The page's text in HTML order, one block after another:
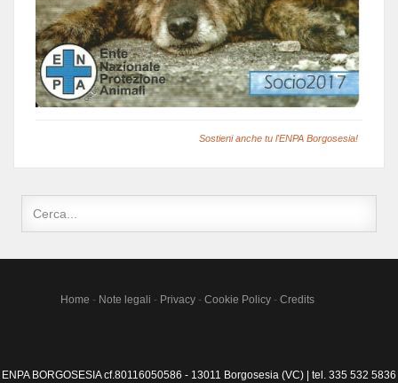
Sostieni anche tu l'ENPA Borgosesia!
Home - Note legali - Privacy- Cookie Policy- Credits
ENPA BORGOSESIA cf.80116050586 - 13011 Borgosesia (VC) | tel. 335 532 5836